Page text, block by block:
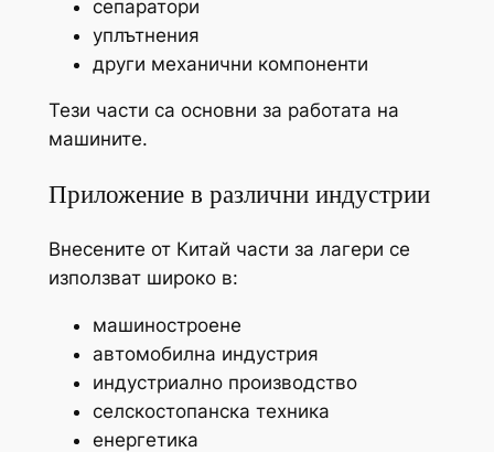
сепаратори
уплътнения
други механични компоненти
Тези части са основни за работата на
машините.
Приложение в различни индустрии
Внесените от Китай части за лагери се
използват широко в:
машиностроене
автомобилна индустрия
индустриално производство
селскостопанска техника
енергетика